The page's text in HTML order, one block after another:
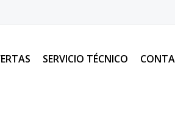
SERVICIO TÉCNICO